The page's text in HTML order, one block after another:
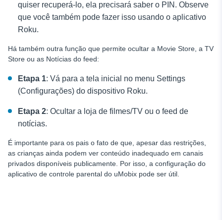
quiser recuperá-lo, ela precisará saber o PIN. Observe
que você também pode fazer isso usando o aplicativo
Roku.
Há também outra função que permite ocultar a Movie Store, a TV
Store ou as Notícias do feed:
Etapa 1: Vá para a tela inicial no menu Settings
(Configurações) do dispositivo Roku.
Etapa 2: Ocultar a loja de filmes/TV ou o feed de
notícias.
É importante para os pais o fato de que, apesar das restrições,
as crianças ainda podem ver conteúdo inadequado em canais
privados disponíveis publicamente. Por isso, a configuração do
aplicativo de controle parental do uMobix pode ser útil.